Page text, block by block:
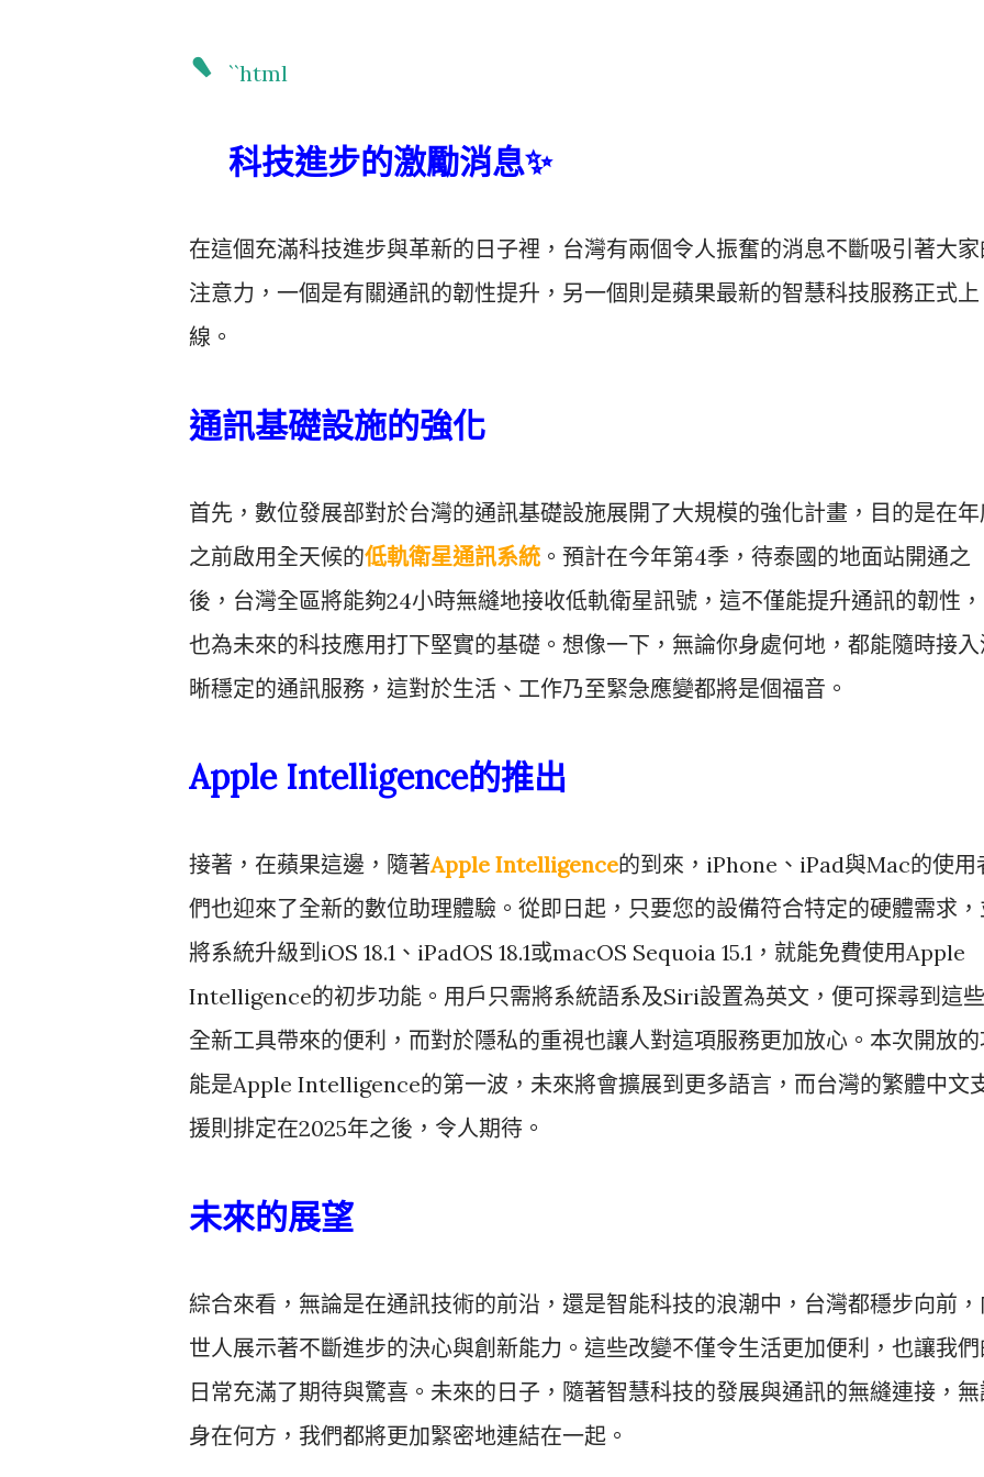
` ``html
科技進步的激勵消息✨
在這個充滿科技進步與革新的日子裡，台灣有兩個令人振奮的消息不斷吸引著大
注意力，一個是有關通訊的韌性提升，另一個則是蘋果最新的智慧科技服務正式上
線。
通訊基礎設施的強化
首先，數位發展部對於台灣的通訊基礎設施展開了大規模的強化計畫，目的是在
之前啟用全天候的低軌衛星通訊系統 。預計在今年第4季，待泰國的地面站開通之
後，台灣全區將能夠24小時無縫地接收低軌衛星訊號，這不僅能提升通訊的韌性，
也為未來的科技應用打下堅實的基礎。想像一下，無論你身處何地，都能隨時接
晰穩定的通訊服務，這對於生活、工作乃至緊急應變都將是個福音。
Apple Intelligence的推出
接著，在蘋果這邊，隨著Apple Intelligence的到來，iPhone、iPad與Mac的使用
們也迎來了全新的數位助理體驗。從即日起，只要您的設備符合特定的硬體需求
將系統升級到iOS 18.1、iPadOS 18.1或macOS Sequoia 15.1，就能免費使用Apple
Intelligence的初步功能。用戶只需將系統語系及Siri設置為英文，便可探尋到這些
全新工具帶來的便利，而對於隱私的重視也讓人對這項服務更加放心。本次開放
能是Apple Intelligence的第一波，未來將會擴展到更多語言，而台灣的繁體中文
援則排定在2025年之後，令人期待。
未來的展望
綜合來看，無論是在通訊技術的前沿，還是智能科技的浪潮中，台灣都穩步向前
世人展示著不斷進步的決心與創新能力。這些改變不僅令生活更加便利，也讓我
日常充滿了期待與驚喜。未來的日子，隨著智慧科技的發展與通訊的無縫連接，
身在何方，我們都將更加緊密地連結在一起。